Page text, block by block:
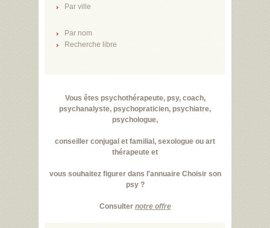
Par ville
Par nom
Recherche libre
Vous êtes psychothérapeute, psy, coach,
psychanalyste, psychopraticien, psychiatre,
psychologue,
conseiller conjugal et familial, sexologue ou art
thérapeute et
vous souhaitez figurer dans l'annuaire Choisir son
psy ?
Consulter notre offre